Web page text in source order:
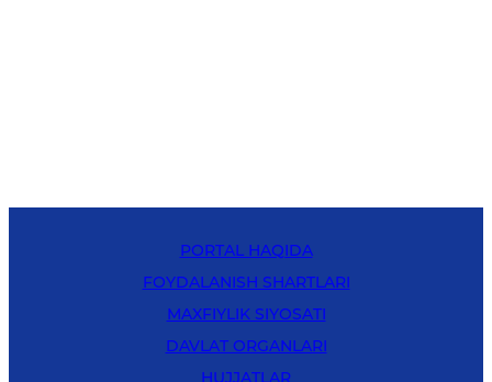
PORTAL HAQIDA
FOYDALANISH SHARTLARI
MAXFIYLIK SIYOSATI
DAVLAT ORGANLARI
HUJJATLAR